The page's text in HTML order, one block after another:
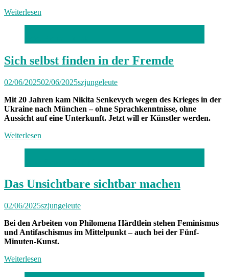
Weiterlesen
Sich selbst finden in der Fremde
02/06/202502/06/2025szjungeleute
Mit 20 Jahren kam Nikita Senkevych wegen des Krieges in der
Ukraine nach München – ohne Sprachkenntnisse, ohne
Aussicht auf eine Unterkunft. Jetzt will er Künstler werden.
Weiterlesen
Das Unsichtbare sichtbar machen
02/06/2025szjungeleute
Bei den Arbeiten von Philomena Härdtlein stehen Feminismus
und Antifaschismus im Mittelpunkt – auch bei der Fünf-
Minuten-Kunst.
Weiterlesen